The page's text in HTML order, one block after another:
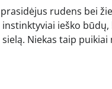
rudens bei
ieško
Niekas taip puikiai